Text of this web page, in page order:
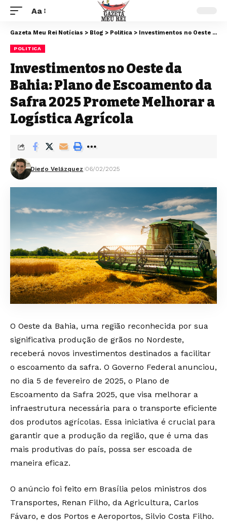
Aa
Gazeta Meu Rei Notícias > Blog > Politica > Investimentos no Oeste da Bahia: Plano de Escoamento da Safra 2025 Promete Melhorar a Logística Agrícola
POLITICA
Investimentos no Oeste da
Bahia: Plano de Escoamento da
Safra 2025 Promete Melhorar a
Logística Agrícola
Diego Velázquez 06/02/2025
O Oeste da Bahia, uma região reconhecida por sua
significativa produção de grãos no Nordeste,
receberá novos investimentos destinados a facilitar
o escoamento da safra. O Governo Federal anunciou,
no dia 5 de fevereiro de 2025, o Plano de
Escoamento da Safra 2025, que visa melhorar a
infraestrutura necessária para o transporte eficiente
dos produtos agrícolas. Essa iniciativa é crucial para
garantir que a produção da região, que é uma das
mais produtivas do país, possa ser escoada de
maneira eficaz.
O anúncio foi feito em Brasília pelos ministros dos
Transportes, Renan Filho, da Agricultura, Carlos
Fávaro, e dos Portos e Aeroportos, Silvio Costa Filho.